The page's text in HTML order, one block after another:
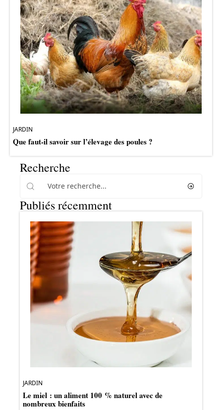
JARDIN
Que faut-il savoir sur l’élevage des poules ?
Recherche
Publiés récemment
JARDIN
Le miel : un aliment 100 % naturel avec de
nombreux bienfaits